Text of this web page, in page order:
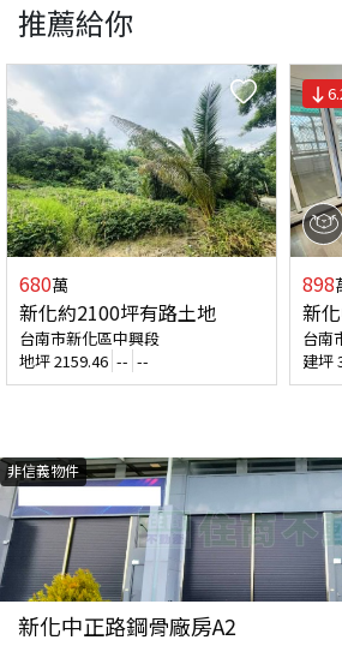
推薦給你
680萬
新化約2100坪有路土地
台南市新化區中興段
地坪2159.46 -- --
898
新
台南
建坪
非信義物件
新化中正路鋼骨廠房A2